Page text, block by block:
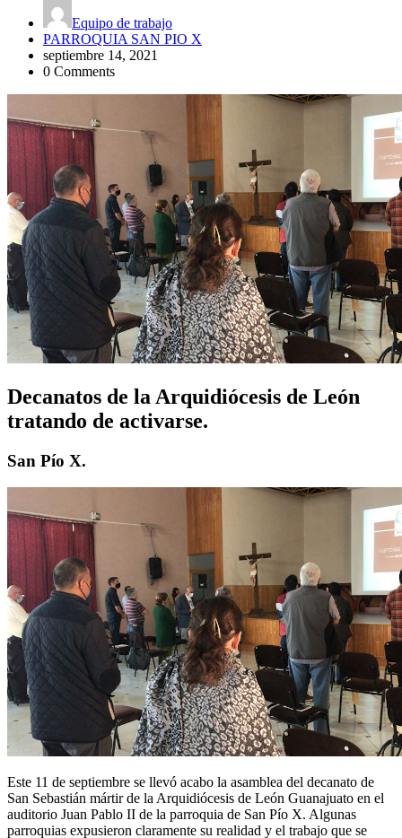
Equipo de trabajo
PARROQUIA SAN PIO X
septiembre 14, 2021
0 Comments
Decanatos de la Arquidiócesis de León
tratando de activarse.
San Pío X.
Este 11 de septiembre se llevó acabo la asamblea del decanato de
San Sebastián mártir de la Arquidiócesis de León Guanajuato en el
auditorio Juan Pablo II de la parroquia de San Pío X. Algunas
parroquias expusieron claramente su realidad y el trabajo que se